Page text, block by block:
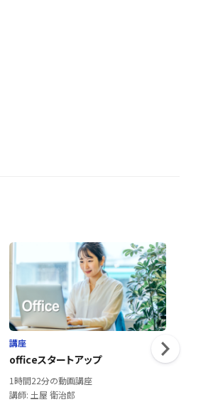
講座
officeスタートアップ
1時間22分の動画講座
講師: 土屋 衛治郎